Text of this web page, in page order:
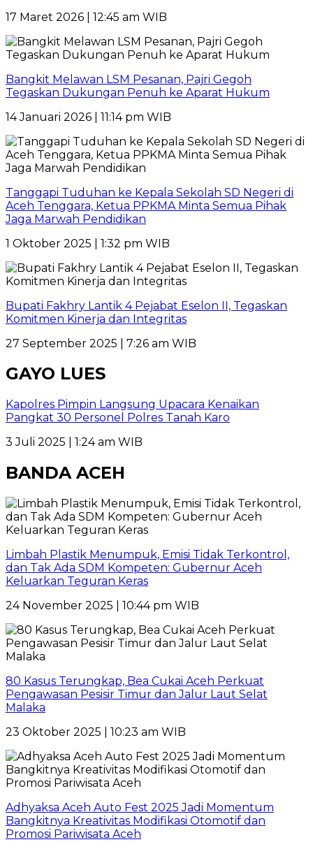
17 Maret 2026 | 12:45 am WIB
Bangkit Melawan LSM Pesanan, Pajri Gegoh
Tegaskan Dukungan Penuh ke Aparat Hukum
14 Januari 2026 | 11:14 pm WIB
Tanggapi Tuduhan ke Kepala Sekolah SD Negeri di
Aceh Tenggara, Ketua PPKMA Minta Semua Pihak
Jaga Marwah Pendidikan
1 Oktober 2025 | 1:32 pm WIB
Bupati Fakhry Lantik 4 Pejabat Eselon II, Tegaskan
Komitmen Kinerja dan Integritas
27 September 2025 | 7:26 am WIB
GAYO LUES
Kapolres Pimpin Langsung Upacara Kenaikan
Pangkat 30 Personel Polres Tanah Karo
3 Juli 2025 | 1:24 am WIB
BANDA ACEH
Limbah Plastik Menumpuk, Emisi Tidak Terkontrol,
dan Tak Ada SDM Kompeten: Gubernur Aceh
Keluarkan Teguran Keras
24 November 2025 | 10:44 pm WIB
80 Kasus Terungkap, Bea Cukai Aceh Perkuat
Pengawasan Pesisir Timur dan Jalur Laut Selat
Malaka
23 Oktober 2025 | 10:23 am WIB
Adhyaksa Aceh Auto Fest 2025 Jadi Momentum
Bangkitnya Kreativitas Modifikasi Otomotif dan
Promosi Pariwisata Aceh